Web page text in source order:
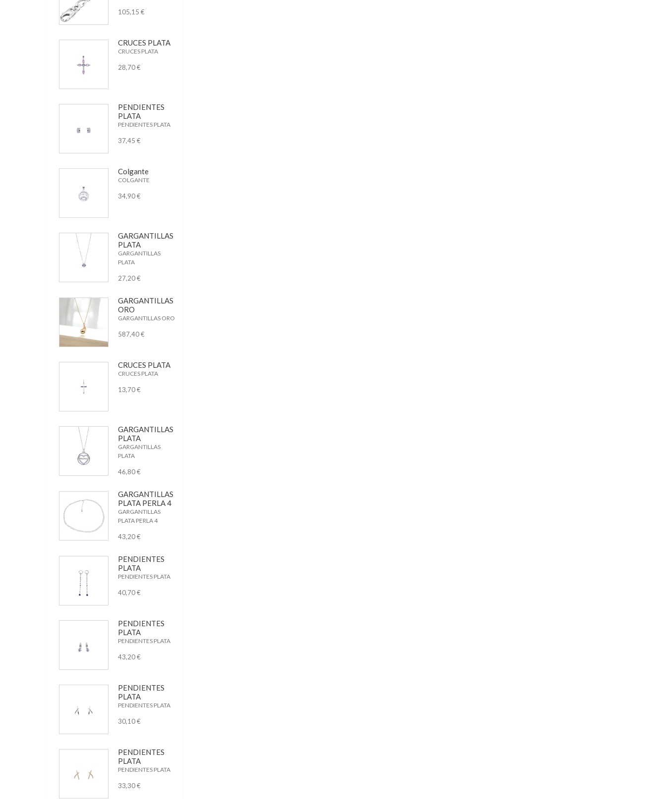
105,15 €
CRUCES PLATA
CRUCES PLATA
28,70 €
PENDIENTES
PLATA
PENDIENTES PLATA
37,45 €
Colgante
COLGANTE
34,90 €
GARGANTILLAS
PLATA
GARGANTILLAS
PLATA
27,20 €
GARGANTILLAS
ORO
GARGANTILLAS ORO
587,40 €
CRUCES PLATA
CRUCES PLATA
13,70 €
GARGANTILLAS
PLATA
GARGANTILLAS
PLATA
46,80 €
GARGANTILLAS
PLATA PERLA 4
GARGANTILLAS
PLATA PERLA 4
43,20 €
PENDIENTES
PLATA
PENDIENTES PLATA
40,70 €
PENDIENTES
PLATA
PENDIENTES PLATA
43,20 €
PENDIENTES
PLATA
PENDIENTES PLATA
30,10 €
PENDIENTES
PLATA
PENDIENTES PLATA
33,30 €